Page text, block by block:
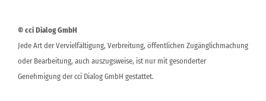
© cci Dialog GmbH
Jede Art der Vervielfältigung, Verbreitung, öffentlichen Zugänglichmachung
oder Bearbeitung, auch auszugsweise, ist nur mit gesonderter
Genehmigung der cci Dialog GmbH gestattet.